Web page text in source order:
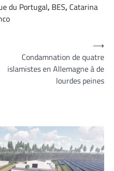
du Portugal, BES, Catarina
Condamnation de quatre
islamistes en Allemagne à de
lourdes peines
⟶